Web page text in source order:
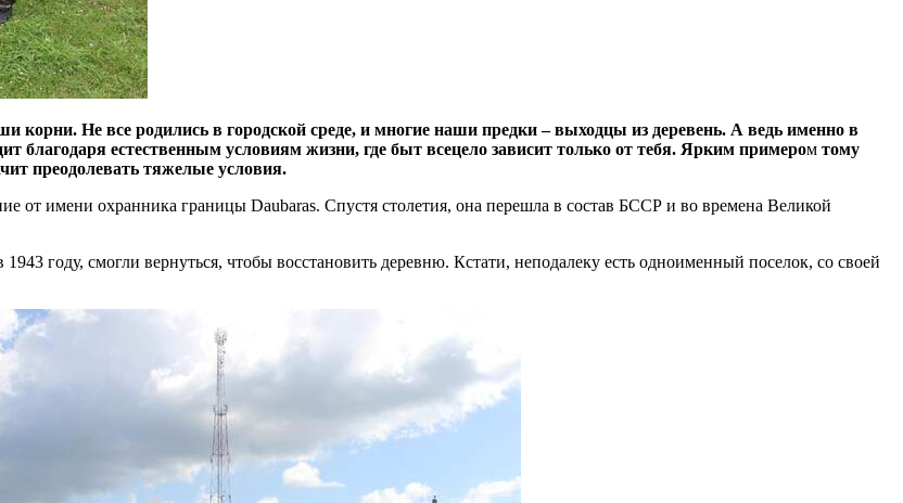
корни. Не все родились в городской среде, и многие наши предки – выходцы из деревень. А ведь именно в
благодаря естественным условиям жизни, где быт всецело зависит только от тебя. Ярким примером тому
преодолевать тяжелые условия.
от имени охранника границы Daubaras. Спустя столетия, она перешла в состав БССР и во времена Великой
году, смогли вернуться, чтобы восстановить деревню. Кстати, неподалеку есть одноименный поселок, со своей